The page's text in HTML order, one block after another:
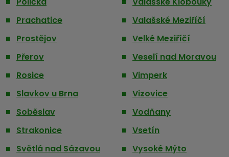
Prachatice
Prostějov
Přerov
Rosice
Slavkov u Brna
Soběslav
Strakonice
Světlá nad Sázavou
Valašské Meziříčí
Velké Meziříčí
Veselí nad Moravou
Vimperk
Vizovice
Vodňany
Vsetín
Vysoké Mýto